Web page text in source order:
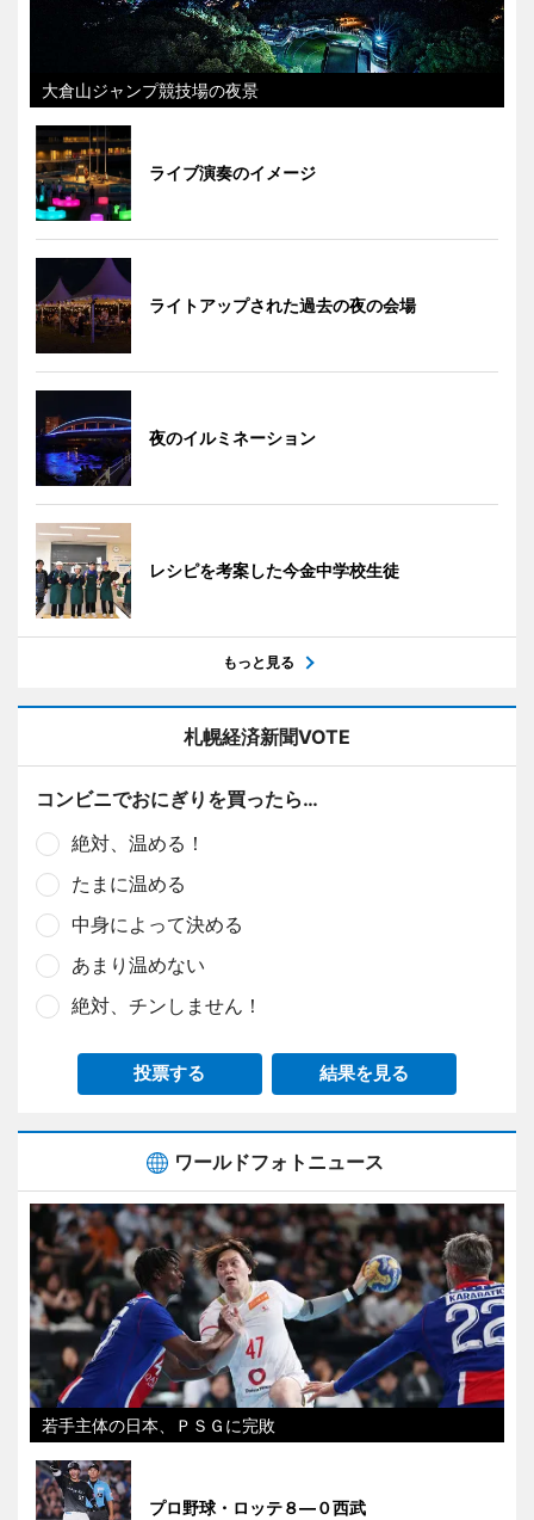
大倉山ジャンプ競技場の夜景
ライブ演奏のイメージ
ライトアップされた過去の夜の会場
夜のイルミネーション
レシピを考案した今金中学校生徒
もっと見る
札幌経済新聞VOTE
コンビニでおにぎりを買ったら…
絶対、温める！
たまに温める
中身によって決める
あまり温めない
絶対、チンしません！
投票する 結果を見る
ワールドフォトニュース
若手主体の日本、ＰＳＧに完敗
プロ野球・ロッテ８―０西武